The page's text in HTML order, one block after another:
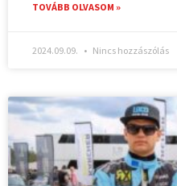
TOVÁBB OLVASOM »
2024.09.09. Nincs hozzászólás